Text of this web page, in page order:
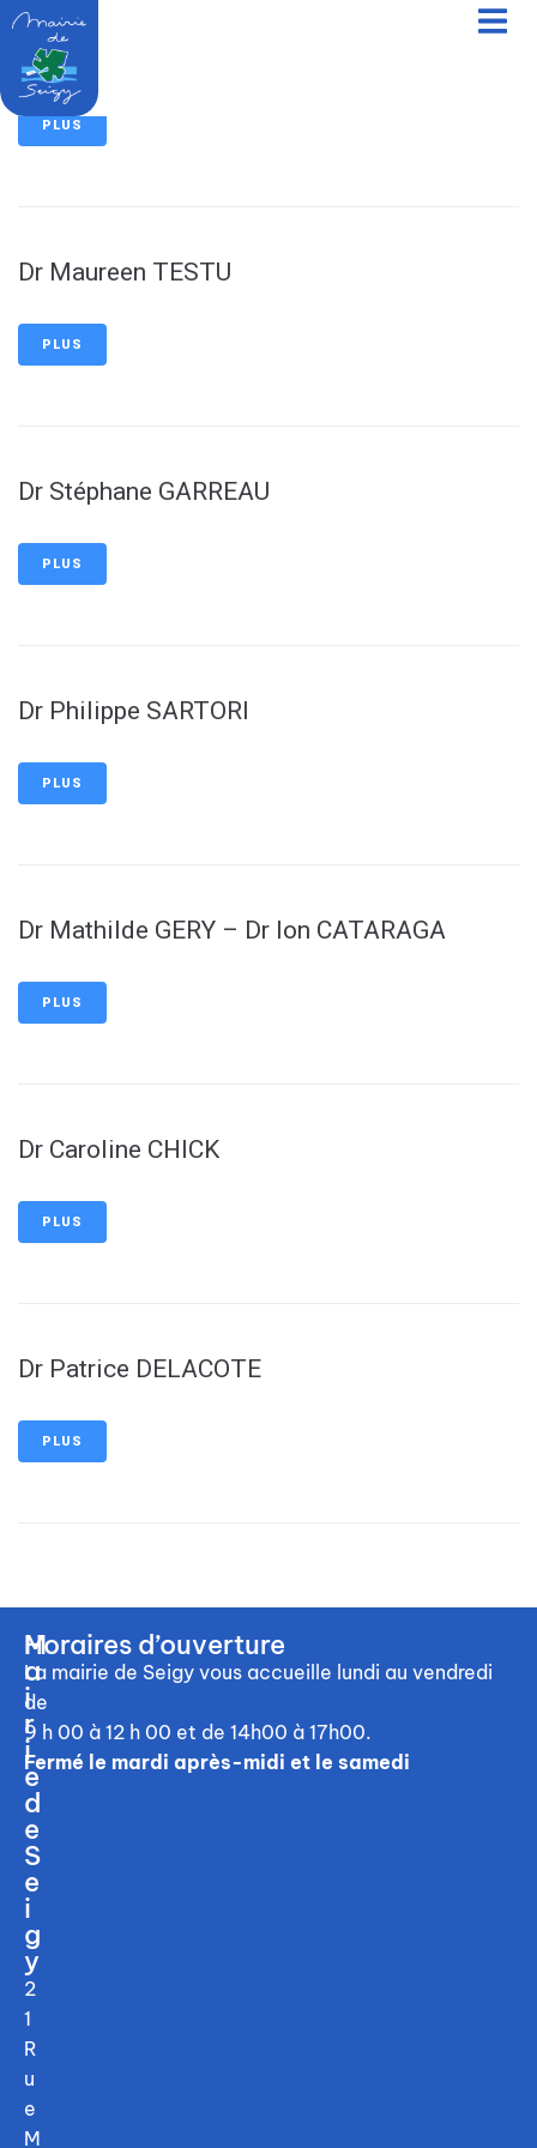
principal
Dr Laura LEVEQUE
PLUS
Dr Maureen TESTU
PLUS
Dr Stéphane GARREAU
PLUS
Dr Philippe SARTORI
PLUS
Dr Mathilde GERY – Dr Ion CATARAGA
PLUS
Dr Caroline CHICK
PLUS
Dr Patrice DELACOTE
PLUS
M
a
i
r
i
e
d
e
S
e
i
g
y
2
1
R
u
e
M
Horaires d’ouverture
La mairie de Seigy vous accueille lundi au vendredi
de
9 h 00 à 12 h 00 et de 14h00 à 17h00.
Fermé le mardi après-midi et le samedi